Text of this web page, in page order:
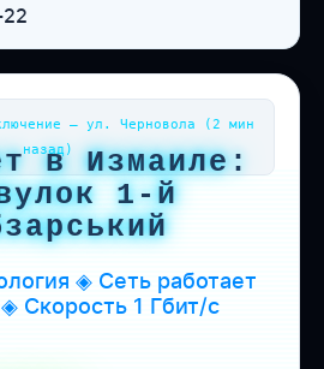
— ул. Черновола (2 мин
назад)в Измаиле:
1-й
◈ Сеть работает
Скорость 1 Гбит/с